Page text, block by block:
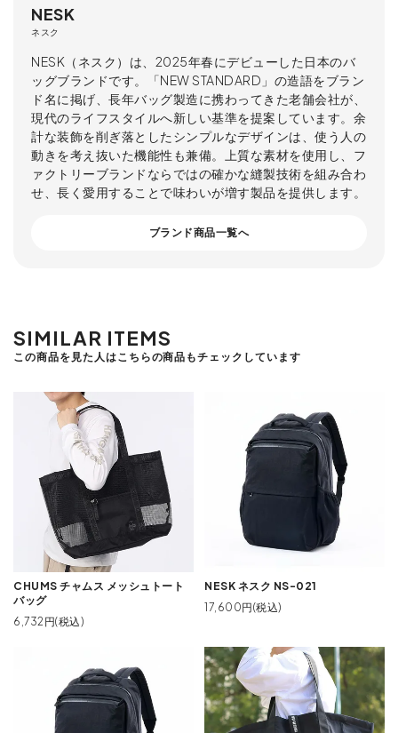
NESK
ネスク
NESK（ネスク）は、2025年春にデビューした日本のバ
ッグブランドです。「NEW STANDARD」の造語をブラン
ド名に掲げ、長年バッグ製造に携わってきた老舗会社が、
現代のライフスタイルへ新しい基準を提案しています。余
計な装飾を削ぎ落としたシンプルなデザインは、使う人の
動きを考え抜いた機能性も兼備。上質な素材を使用し、フ
ァクトリーブランドならではの確かな縫製技術を組み合わ
せ、長く愛用することで味わいが増す製品を提供します。
ブランド商品一覧へ
SIMILAR ITEMS
この商品を見た人はこちらの商品もチェックしています
CHUMS チャムス メッシュトート
バッグ
6,732円(税込)
NESK ネスク NS-021
17,600円(税込)